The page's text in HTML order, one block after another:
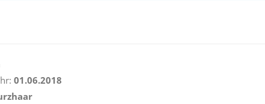
01.06.2018